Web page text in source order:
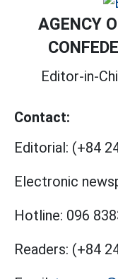
AGENCY
Editor-in-
Contact:
Editorial: (+84
Electronic
Hotline: 096
Readers: (+84